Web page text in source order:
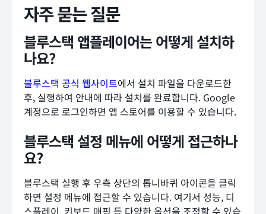
자주 묻는 질문
블루스택 앱플레이어는 어떻게 설치하
나요?
블루스택 공식 웹사이트에서 설치 파일을 다운로드한
후, 실행하여 안내에 따라 설치를 완료합니다. Google
계정으로 로그인하면 앱 스토어를 이용할 수 있습니다.
블루스택 설정 메뉴에 어떻게 접근하나
요?
블루스택 실행 후 우측 상단의 톱니바퀴 아이콘을 클릭
하면 설정 메뉴에 접근할 수 있습니다. 여기서 성능, 디
스플레이, 키보드 매핑 등 다양한 옵션을 조정할 수 있습